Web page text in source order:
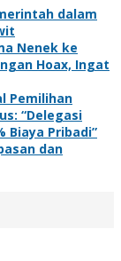
dalam
Nenek ke
Hoax, Ingat
Pemilihan
“Delegasi
Biaya Pribadi”
dan